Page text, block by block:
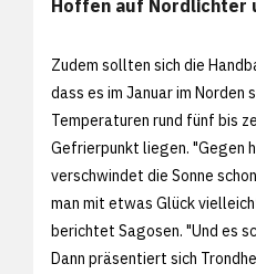
Hoffen auf Nordlichter
Zudem sollten sich die
dass es im Januar im Norden
Temperaturen rund fünf bis
Gefrierpunkt liegen. "Gegen
verschwindet die Sonne
man mit etwas Glück
berichtet Sagosen. "Und es
Dann präsentiert sich